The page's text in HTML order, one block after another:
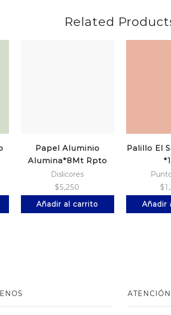
Related
Papel Aluminio
Alumina*8Mt Rpto
Dislicores
$5,250
Añadir al carrito
Palillo El
$
Añadir